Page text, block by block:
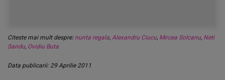
Citeste mai mult despre: nunta regala, Alexandru Ciucu, Mircea Solcanu, Neti
Sandu, Ovidiu Buta
Data publicarii: 29 Aprilie 2011